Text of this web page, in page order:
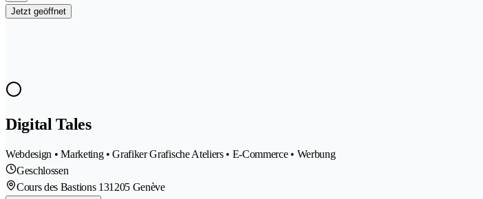
Jetzt geöffnet
Digital Tales
Webdesign • Marketing • Grafiker Grafische Ateliers • E-Commerce • Werbung
Geschlossen
Cours des Bastions 131205 Genève